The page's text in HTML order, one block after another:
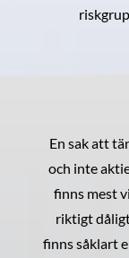
En sak att
och inte
finns mest
riktigt
finns såklart